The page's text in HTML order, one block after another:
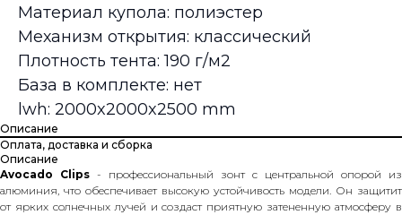
Материал купола: полиэстер
Механизм открытия: классический
Плотность тента: 190 г/м2
База в комплекте: нет
lwh: 2000x2000x2500 mm
Описание
Оплата, доставка и сборка
Описание
Avocado Clips - профессиональный зонт с центральной опорой из
алюминия, что обеспечивает высокую устойчивость модели. Он защитит
от ярких солнечных лучей и создаст приятную затененную атмосферу в